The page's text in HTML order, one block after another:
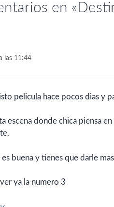
en
las 11:44
pelicula hace pocos dias y
escena donde chica piensa
es buena y tienes que darle
ya la numero 3